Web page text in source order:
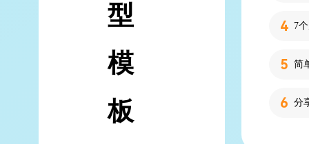
型
模
板
7
简
分